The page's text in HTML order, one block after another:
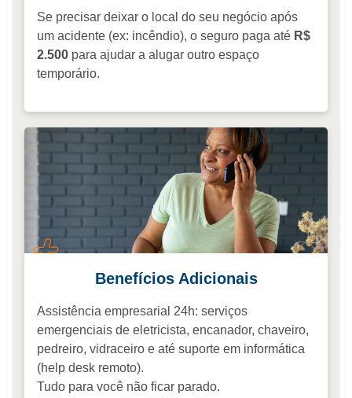
Se precisar deixar o local do seu negócio após
um acidente (ex: incêndio), o seguro paga até R$
2.500 para ajudar a alugar outro espaço
temporário.
Benefícios Adicionais
Assistência empresarial 24h: serviços
emergenciais de eletricista, encanador, chaveiro,
pedreiro, vidraceiro e até suporte em informática
(help desk remoto).
Tudo para você não ficar parado.